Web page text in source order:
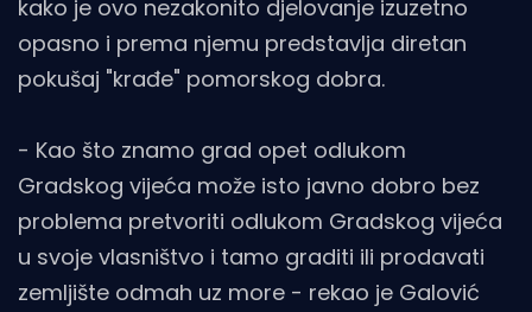
kako je ovo nezakonito djelovanje izuzetno
opasno i prema njemu predstavlja diretan
pokušaj "krađe" pomorskog dobra.
- Kao što znamo grad opet odlukom
Gradskog vijeća može isto javno dobro bez
problema pretvoriti odlukom Gradskog vijeća
u svoje vlasništvo i tamo graditi ili prodavati
zemljište odmah uz more - rekao je Galović